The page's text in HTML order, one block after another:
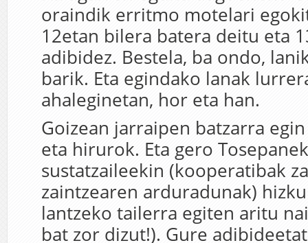
oraindik erritmo motelari
12etan bilera batera deitu eta
adibidez. Bestela, ba ondo,
barik. Eta egindako lanak
ahaleginetan, hor eta han.
Goizean jarraipen batzarra
eta hirurok. Eta gero
sustatzaileekin (kooperatibak
zaintzearen arduradunak)
lantzeko tailerra egiten aritu
bat zor dizut!). Gure